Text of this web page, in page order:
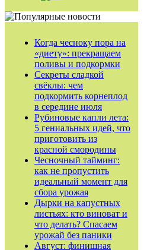
Когда чесноку пора на
«диету»: прекращаем
поливы и подкормки
Секреты сладкой
свёклы: чем
подкормить корнеплод
в середине июля
Рубиновые капли лета:
5 гениальных идей, что
приготовить из
красной смородины
Чесночный тайминг:
как не пропустить
идеальный момент для
сбора урожая
Дырки на капустных
листьях: кто виноват и
что делать? Спасаем
урожай без паники
Август: финишная